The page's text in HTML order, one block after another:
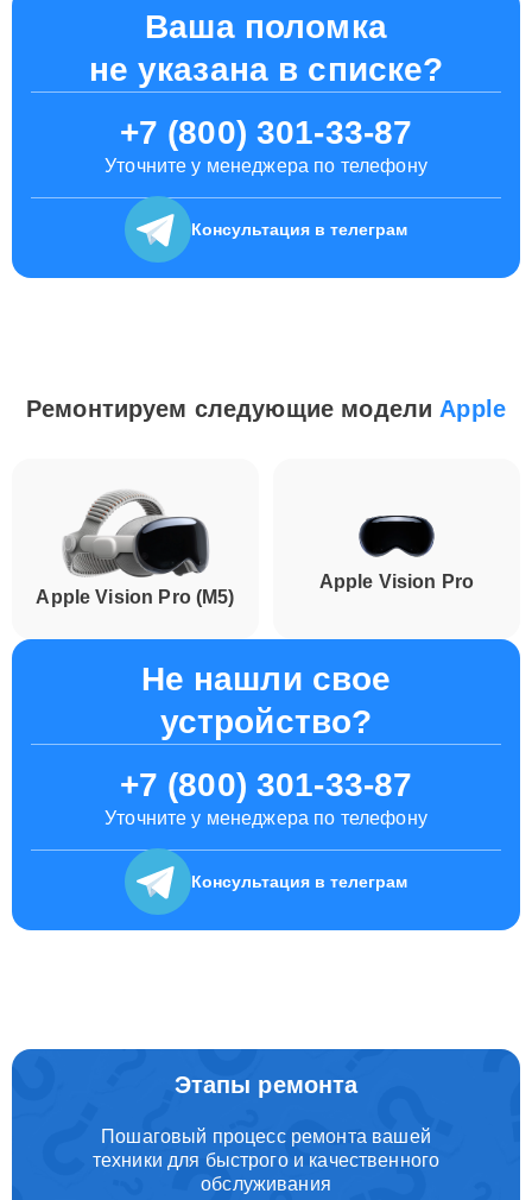
Ваша поломка
не указана в списке?
+7 (800) 301-33-87
Уточните у менеджера по телефону
Консультация в телеграм
Ремонтируем следующие модели Apple
Apple Vision Pro (M5)
Apple Vision Pro
Не нашли свое
устройство?
+7 (800) 301-33-87
Уточните у менеджера по телефону
Консультация в телеграм
Этапы ремонта
Пошаговый процесс ремонта вашей
техники для быстрого и качественного
обслуживания